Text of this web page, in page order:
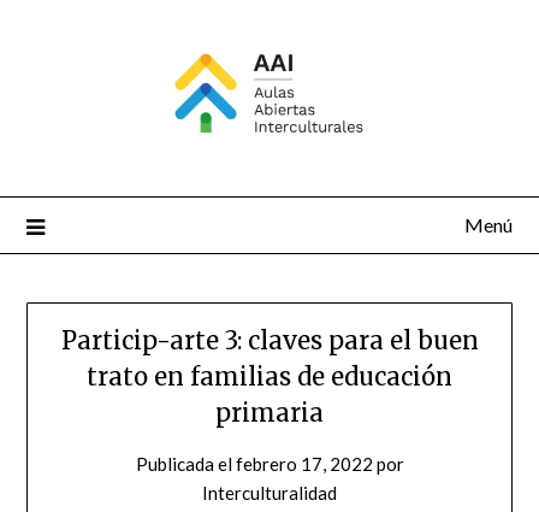
Menú
Particip-arte 3: claves para el buen
trato en familias de educación
primaria
Publicada elfebrero 17, 2022 por
Interculturalidad